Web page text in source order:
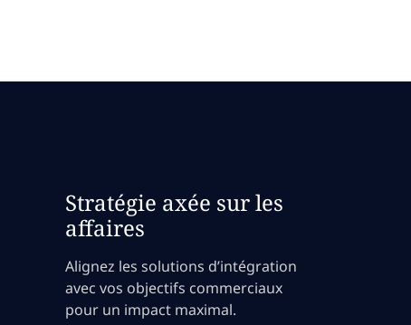
Stratégie axée sur les
affaires
Alignez les solutions d’intégration
avec vos objectifs commerciaux
pour un impact maximal.